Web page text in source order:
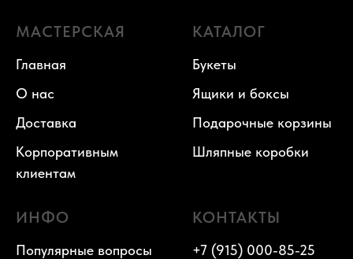
МАСТЕРСКАЯ
Главная
О нас
Доставка
Корпоративным
клиентам
КАТАЛОГ
Букеты
Ящики и боксы
Подарочные корзины
Шляпные коробки
ИНФО
Популярные вопросы
КОНТАКТЫ
+7 (915) 000-85-25